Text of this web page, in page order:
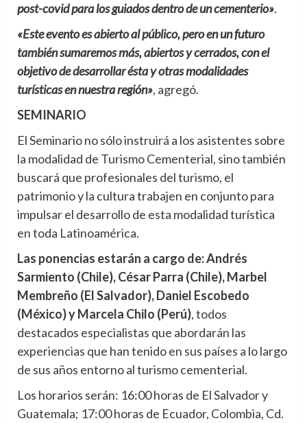
post-covid para los guiados dentro de un cementerio».
«Este evento es abierto al público, pero en un futuro
también sumaremos más, abiertos y cerrados, con el
objetivo de desarrollar ésta y otras modalidades
turísticas en nuestra región», agregó.
SEMINARIO
El Seminario no sólo instruirá a los asistentes sobre
la modalidad de Turismo Cementerial, sino también
buscará que profesionales del turismo, el
patrimonio y la cultura trabajen en conjunto para
impulsar el desarrollo de esta modalidad turística
en toda Latinoamérica.
Las ponencias estarán a cargo de: Andrés
Sarmiento (Chile), César Parra (Chile), Marbel
Membreño (El Salvador), Daniel Escobedo
(México) y Marcela Chilo (Perú), todos
destacados especialistas que abordarán las
experiencias que han tenido en sus países a lo largo
de sus años entorno al turismo cementerial.
Los horarios serán: 16:00 horas de El Salvador y
Guatemala; 17:00 horas de Ecuador, Colombia, Cd.